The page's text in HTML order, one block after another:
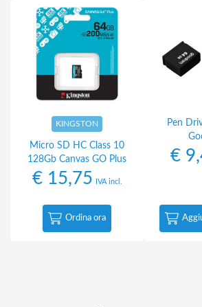
KINGSTON
Micro SD HC Class 10
128Gb Canvas GO Plus
€15,75 IVA incl.
Ordina ora
Pen
€